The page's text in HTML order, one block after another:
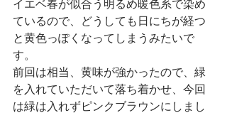
イエベ春が似合う明るめ暖色系で染め
ているので、どうしても日にちが経つ
と黄色っぽくなってしまうみたいで
す。
前回は相当、黄味が強かったので、緑
を入れていただいて落ち着かせ、今回
は緑は入れずピンクブラウンにしまし